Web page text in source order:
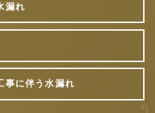
漏れ
事に伴う水漏れ